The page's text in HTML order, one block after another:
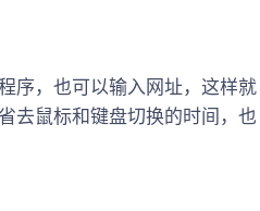
，也可以输入网址，这样就
去鼠标和键盘切换的时间，也